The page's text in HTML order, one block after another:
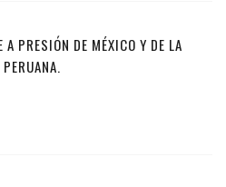
A PRESIÓN DE MÉXICO Y DE LA